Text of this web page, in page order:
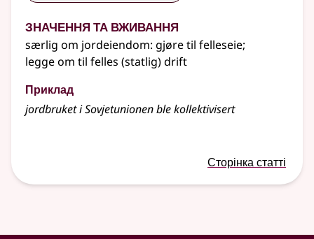
Значення та вживання
særlig om jordeiendom: gjøre til felleseie;
legge om til felles (statlig) drift
Приклад
jordbruket i Sovjetunionen ble kollektivisert
Сторінка статті